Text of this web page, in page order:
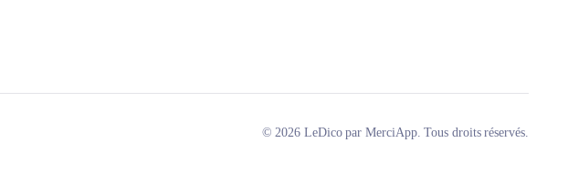
© 2026 LeDico par MerciApp. Tous droits réservés.